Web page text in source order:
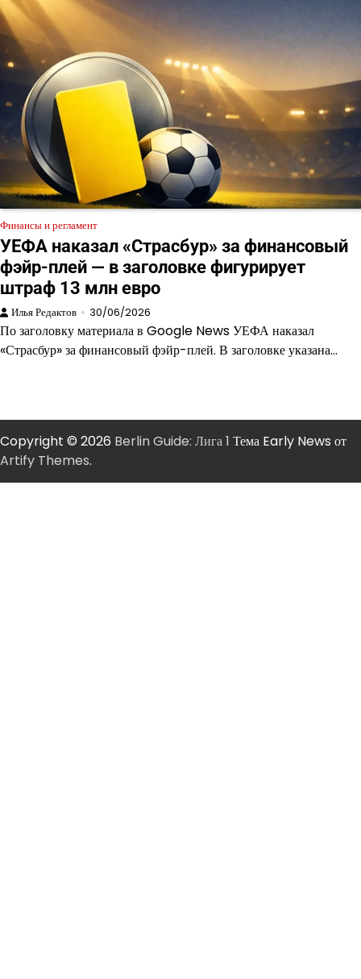
Финансы и регламент
УЕФА наказал «Страсбур» за финансовый
фэйр-плей — в заголовке фигурирует
штраф 13 млн евро
Илья Редактов 30/06/2026
По заголовку материала в Google News УЕФА наказал
«Страсбур» за финансовый фэйр-плей. В заголовке указана…
Copyright © 2026 Berlin Guide: Лига 1 Тема Early News от
Artify Themes.